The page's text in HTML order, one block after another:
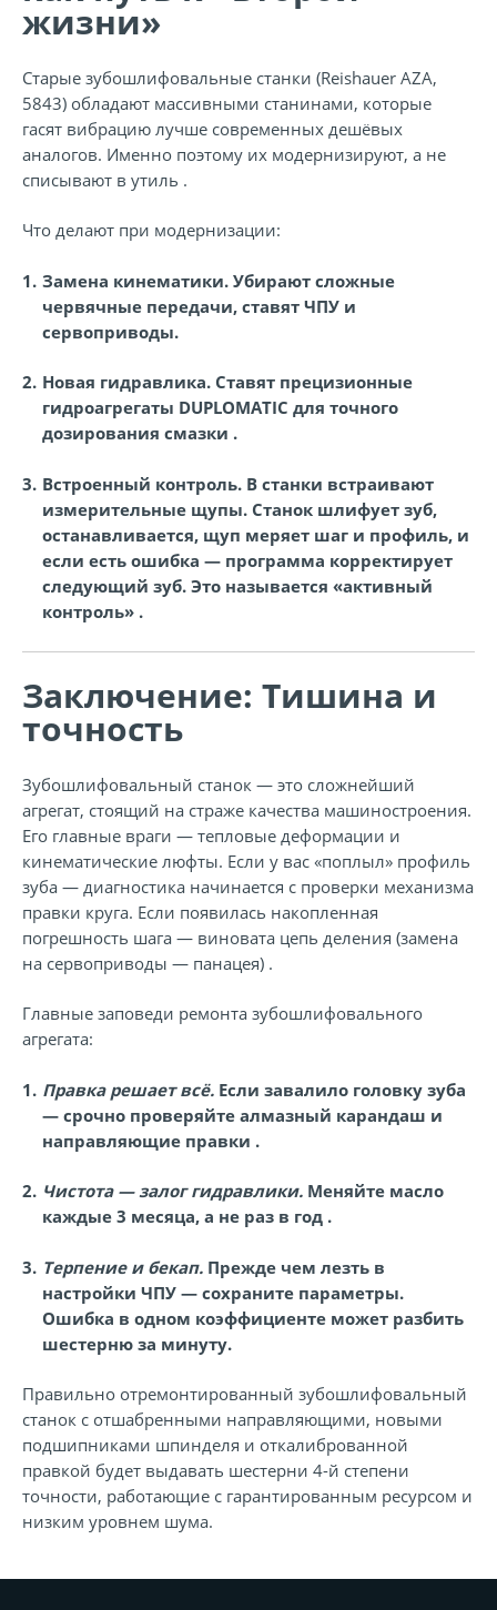
жизни»
Старые зубошлифовальные станки (Reishauer AZA,
5843) обладают массивными станинами, которые
гасят вибрацию лучше современных дешёвых
аналогов. Именно поэтому их модернизируют, а не
списывают в утиль .
Что делают при модернизации:
Замена кинематики. Убирают сложные
червячные передачи, ставят ЧПУ и
сервоприводы.
Новая гидравлика. Ставят прецизионные
гидроагрегаты DUPLOMATIC для точного
дозирования смазки .
Встроенный контроль. В станки встраивают
измерительные щупы. Станок шлифует зуб,
останавливается, щуп меряет шаг и профиль, и
если есть ошибка — программа корректирует
следующий зуб. Это называется «активный
контроль» .
Заключение: Тишина и
точность
Зубошлифовальный станок — это сложнейший
агрегат, стоящий на страже качества машиностроения.
Его главные враги — тепловые деформации и
кинематические люфты. Если у вас «поплыл» профиль
зуба — диагностика начинается с проверки механизма
правки круга. Если появилась накопленная
погрешность шага — виновата цепь деления (замена
на сервоприводы — панацея) .
Главные заповеди ремонта зубошлифовального
агрегата:
Правка решает всё. Если завалило головку зуба
— срочно проверяйте алмазный карандаш и
направляющие правки .
Чистота — залог гидравлики. Меняйте масло
каждые 3 месяца, а не раз в год .
Терпение и бекап. Прежде чем лезть в
настройки ЧПУ — сохраните параметры.
Ошибка в одном коэффициенте может разбить
шестерню за минуту.
Правильно отремонтированный зубошлифовальный
станок с отшабренными направляющими, новыми
подшипниками шпинделя и откалиброванной
правкой будет выдавать шестерни 4-й степени
точности, работающие с гарантированным ресурсом и
низким уровнем шума.